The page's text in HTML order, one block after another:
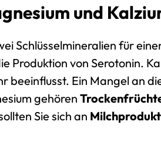
und
Schlüsselmineralien für
Produktion von Serotonin.
beeinflusst. Ein Mangel an
gehören
Sie sich an